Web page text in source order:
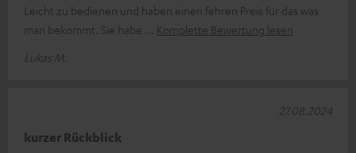
Leicht zu bedienen und haben einen fehren Preis für das was
man bekommt. Sie habe
Komplette Bewertung lesen
Lukas M.
kurzer Rückblick
27.08.2024